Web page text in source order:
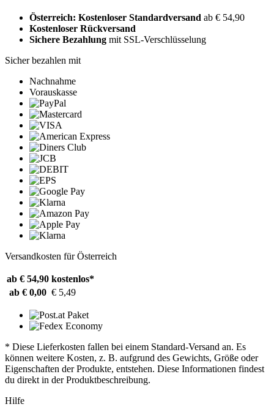
Österreich: Kostenloser Standardversand ab € 54,90
Kostenloser Rückversand
Sichere Bezahlung mit SSL-Verschlüsselung
Sicher bezahlen mit
Nachnahme
Vorauskasse
Versandkosten für Österreich
ab € 54,90 kostenlos*
ab € 0,00 € 5,49
* Diese Lieferkosten fallen bei einem Standard-Versand an. Es
können weitere Kosten, z. B. aufgrund des Gewichts, Größe oder
Eigenschaften der Produkte, entstehen. Diese Informationen findest
du direkt in der Produktbeschreibung.
Hilfe